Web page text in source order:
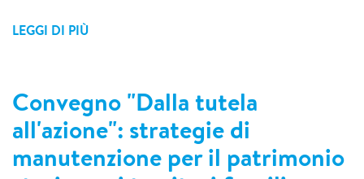
LEGGI DI PIÙ
Convegno "Dalla tutela
all'azione": strategie di
manutenzione per il patrimonio